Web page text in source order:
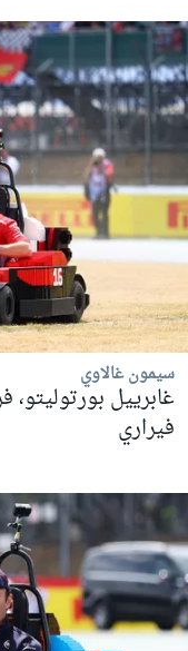
سيمون غالاوي
فيراري